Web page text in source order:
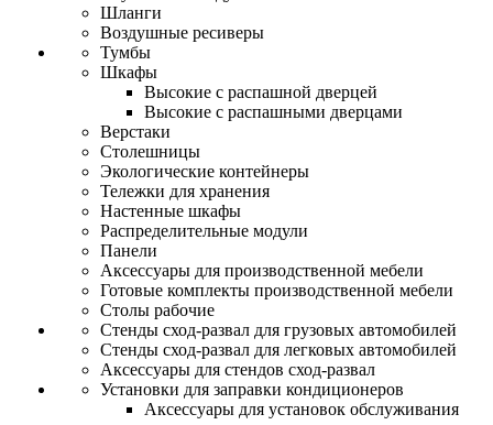
Шланги
Воздушные ресиверы
Тумбы
Шкафы
Высокие с распашной дверцей
Высокие с распашными дверцами
Верстаки
Столешницы
Экологические контейнеры
Тележки для хранения
Настенные шкафы
Распределительные модули
Панели
Аксессуары для производственной мебели
Готовые комплекты производственной мебели
Столы рабочие
Стенды сход-развал для грузовых автомобилей
Стенды сход-развал для легковых автомобилей
Аксессуары для стендов сход-развал
Установки для заправки кондиционеров
Аксессуары для установок обслуживания